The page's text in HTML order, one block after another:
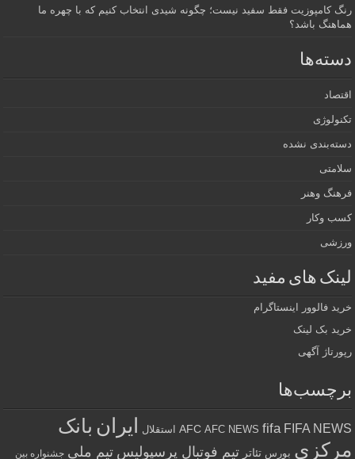
رنگ کامپوزیت فقط سفید نیست؛ چگونه شیدی انتخاب کنیم که با چهره ما
هماهنگ باشد؟
دسته‌ها
اقتصاد
تکنولوژی
دسته‌بندی نشده
سلامتی
فرهنگ وهنر
کسب وکار
ورزشی
لینک های مفید
خرید فالوور اینستاگرام
خرید بک لینک
رپورتاژ آگهی
برچسب‌ها
AFC AFC NEWS fifa FIFA NEWS استقلال ایران بانک
مرکزی بورس تئاتر تیم فوتبال پرسپولیس تیم ملی جشنواره بین